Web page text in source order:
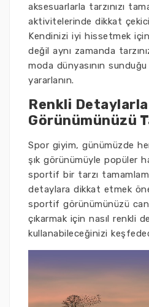
aksesuarlarla tarzınızı
aktivitelerinde dikkat
Kendinizi iyi hissetmek için
değil aynı zamanda
moda dünyasının
yararlanın.
Renkli
Görünümünüzü
Spor giyim, günümüzde
şık görünümüyle popüler
sportif bir tarzı
detaylara dikkat etmek
sportif görünümünüzü
çıkarmak için nasıl renkli
kullanabileceğinizi